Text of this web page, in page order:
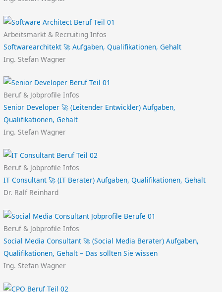
Arbeitsmarkt & Recruiting Infos
Softwarearchitekt 🚀 Aufgaben, Qualifikationen, Gehalt
Ing. Stefan Wagner
Beruf & Jobprofile Infos
Senior Developer 🚀 (Leitender Entwickler) Aufgaben,
Qualifikationen, Gehalt
Ing. Stefan Wagner
Beruf & Jobprofile Infos
IT Consultant 🚀 (IT Berater) Aufgaben, Qualifikationen, Gehalt
Dr. Ralf Reinhard
Beruf & Jobprofile Infos
Social Media Consultant 🚀 (Social Media Berater) Aufgaben,
Qualifikationen, Gehalt – Das sollten Sie wissen
Ing. Stefan Wagner